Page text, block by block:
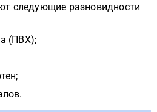
следующие разновидности
(ПВХ);